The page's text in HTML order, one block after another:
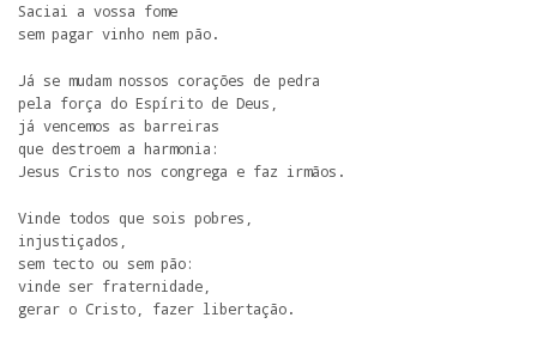
Saciai a vossa fome
sem pagar vinho nem pão.
Já se mudam nossos corações de pedra
pela força do Espírito de Deus,
já vencemos as barreiras
que destroem a harmonia:
Jesus Cristo nos congrega e faz irmãos.
Vinde todos que sois pobres,
injustiçados,
sem tecto ou sem pão:
vinde ser fraternidade,
gerar o Cristo, fazer libertação.